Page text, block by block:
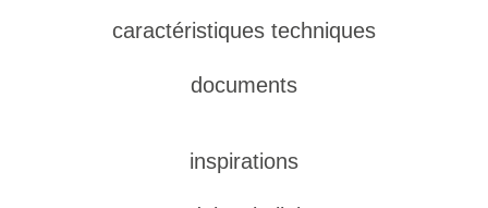
caractéristiques techniques
documents
inspirations